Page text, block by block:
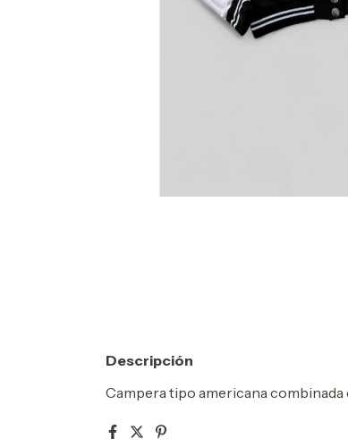
Descripción
Campera tipo americana